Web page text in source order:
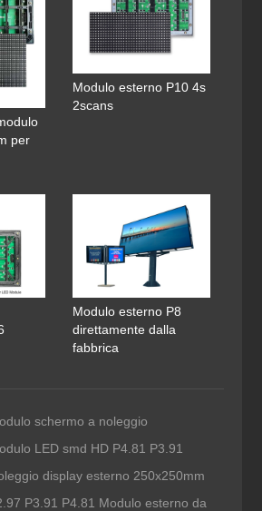
per
Modulo esterno P10 4s
2scans
Modulo esterno P8
direttamente dalla
fabbrica
schermo a noleggio
LED smd HD P4.81 P3.91
display esterno 250x250mm
P3.91 P4.81 Modulo esterno da